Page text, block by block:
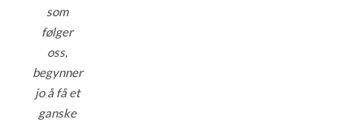
som
følger
oss,
begynner
jo å få et
ganske